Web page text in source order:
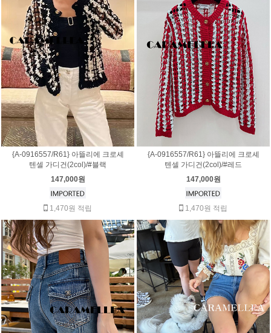
{A-0916557/R61} 아뜰리에 크로셰
텐셀 가디건(2col)/#블랙
147,000원
1,470원 적립
{A-0916557/R61} 아뜰리에 크로셰
텐셀 가디건(2col)/#레드
147,000원
1,470원 적립